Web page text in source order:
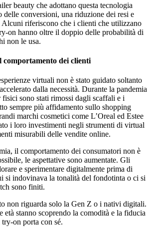
beauty che adottano questa tecnologia
delle conversioni, una riduzione dei resi e
riferiscono che i clienti che utilizzano
on hanno oltre il doppio delle probabilità di
non le usa.
comportamento dei clienti
virtuali non è stato guidato soltanto
dalla necessità. Durante la pandemia
sono stati rimossi dagli scaffali e i
sempre più affidamento sullo shopping
marchi cosmetici come L’Oreal ed Estee
i loro investimenti negli strumenti di virtual
misurabili delle vendite online.
il comportamento dei consumatori non è
le aspettative sono aumentate. Gli
e sperimentare digitalmente prima di
si indovinava la tonalità del fondotinta o ci si
sono finiti.
non riguarda solo la Gen Z o i nativi digitali.
età stanno scoprendo la comodità e la fiducia
on porta con sé.